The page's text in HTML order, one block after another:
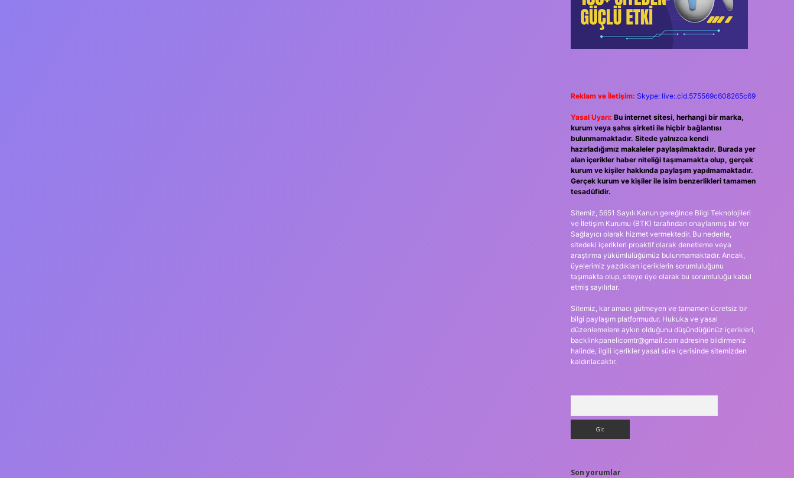
Reklam ve İletişim: Skype: live:.cid.575569c608265c69
Yasal Uyarı: Bu internet sitesi, herhangi bir marka,
kurum veya şahıs şirketi ile hiçbir bağlantısı
bulunmamaktadır. Sitede yalnızca kendi
hazırladığımız makaleler paylaşılmaktadır. Burada yer
alan içerikler haber niteliği taşımamakta olup, gerçek
kurum ve kişiler hakkında paylaşım yapılmamaktadır.
Gerçek kurum ve kişiler ile isim benzerlikleri tamamen
tesadüfidir.
Sitemiz, 5651 Sayılı Kanun gereğince Bilgi Teknolojileri
ve İletişim Kurumu (BTK) tarafından onaylanmış bir Yer
Sağlayıcı olarak hizmet vermektedir. Bu nedenle,
sitedeki içerikleri proaktif olarak denetleme veya
araştırma yükümlülüğümüz bulunmamaktadır. Ancak,
üyelerimiz yazdıkları içeriklerin sorumluluğunu
taşımakta olup, siteye üye olarak bu sorumluluğu kabul
etmiş sayılırlar.
Sitemiz, kar amacı gütmeyen ve tamamen ücretsiz bir
bilgi paylaşım platformudur. Hukuka ve yasal
düzenlemelere aykırı olduğunu düşündüğünüz içerikleri,
backlinkpanelicomtr@gmail.comadresine bildirmeniz
halinde, ilgili içerikler yasal süre içerisinde sitemizden
kaldırılacaktır.
Son yorumlar